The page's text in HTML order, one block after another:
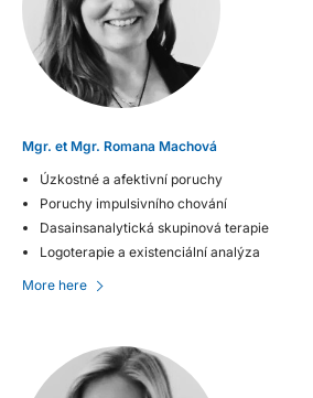
Mgr. et Mgr. Romana Machová
Úzkostné a afektivní poruchy
Poruchy impulsivního chování
Dasainsanalytická skupinová terapie
Logoterapie a existenciální analýza
More here